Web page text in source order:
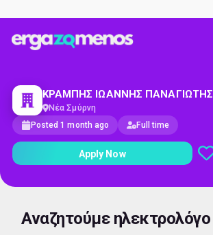
ΚΡΑΜΠΗΣ ΙΩΑΝΝΗΣ ΠΑΝΑΓΙΩΤΗΣ
Νέα Σμύρνη
Posted 1 month ago Full time
Apply Now
Αναζητούμε ηλεκτρολόγο